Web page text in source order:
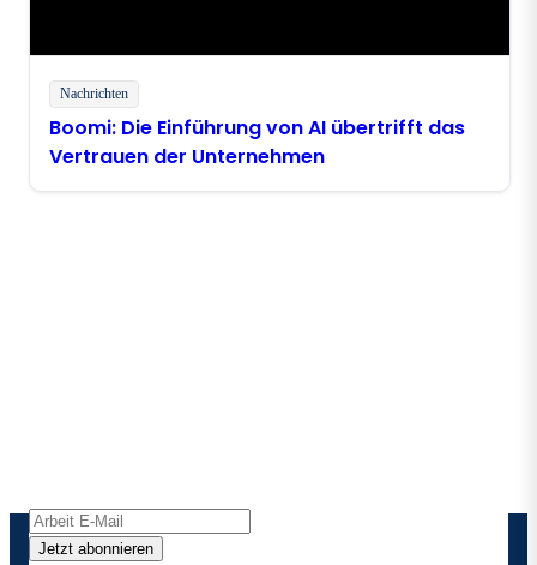
Nachrichten
Boomi: Die Einführung von AI übertrifft das
Vertrauen der Unternehmen
Jetzt abonnieren